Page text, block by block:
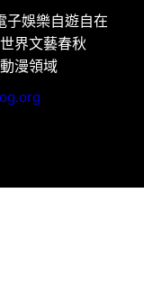
子娛樂自遊自在
界文藝春秋
動漫領域